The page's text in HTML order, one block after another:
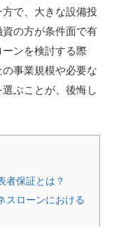
で、大きな設備投
の方が条件面で有
ンを検討する際
事業規模や必要な
ぶことが、後悔し
者保証とは？
スローンにおける